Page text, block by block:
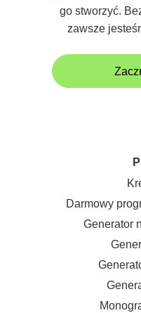
go stworzyć.
zawsze
Darmowy
Generator